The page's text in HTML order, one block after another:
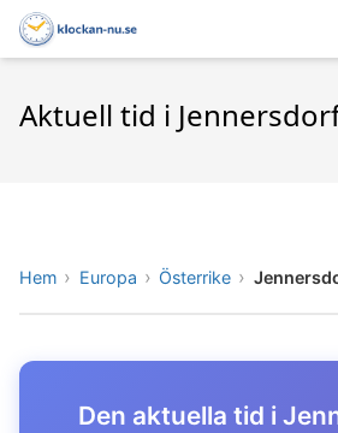
Aktuell tid i
Hem Europa Österrike
Den aktuella tid i